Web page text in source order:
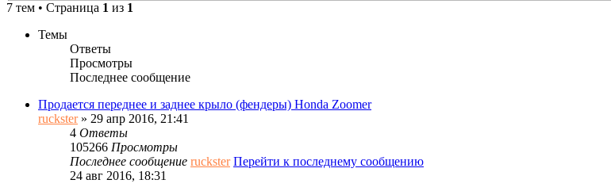
7 тем • Страница 1 из 1
Темы
Ответы
Просмотры
Последнее сообщение
Продается переднее и заднее крыло (фендеры) Honda Zoomer
ruckster» 29 апр 2016, 21:41
4 Ответы
105266 Просмотры
Последнее сообщение ruckster Перейти к последнему сообщению
24 авг 2016, 18:31